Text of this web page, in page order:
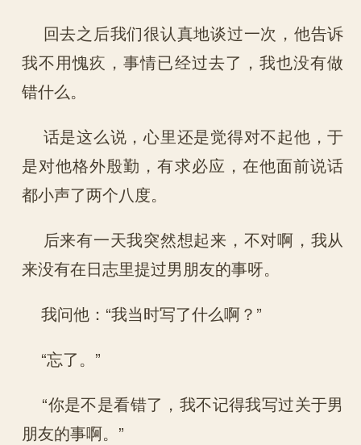
回去之后我们很认真地谈过一次，他告诉
我不用愧疚，事情已经过去了，我也没有做
错什么。
话是这么说，心里还是觉得对不起他，于
是对他格外殷勤，有求必应，在他面前说话
都小声了两个八度。
后来有一天我突然想起来，不对啊，我从
来没有在日志里提过男朋友的事呀。
我问他：“我当时写了什么啊？”
“忘了。”
“你是不是看错了，我不记得我写过关于男
朋友的事啊。”